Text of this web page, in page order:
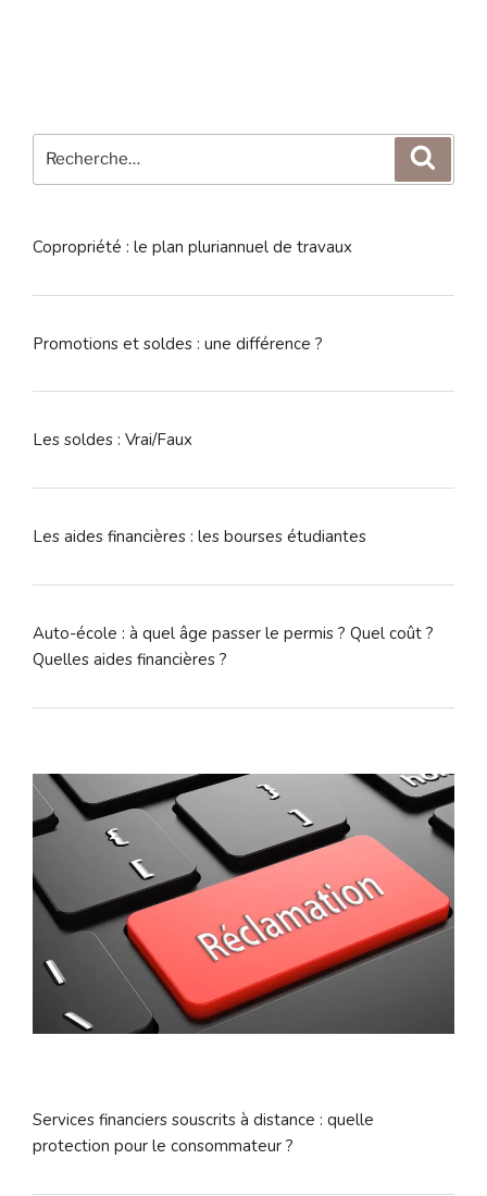
pour
Copropriété : le plan pluriannuel de travaux
Promotions et soldes : une différence ?
Les soldes : Vrai/Faux
Les aides financières : les bourses étudiantes
Auto-école : à quel âge passer le permis ? Quel coût ?
Quelles aides financières ?
Services financiers souscrits à distance : quelle
protection pour le consommateur ?